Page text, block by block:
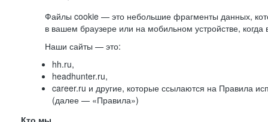
Файлы cookie — это небольшие фрагменты данных,
в вашем браузере или на мобильном устройстве,
Наши сайты — это:
hh.ru,
headhunter.ru,
career.ru и другие, которые ссылаются на Правила
(далее — «Правила»)